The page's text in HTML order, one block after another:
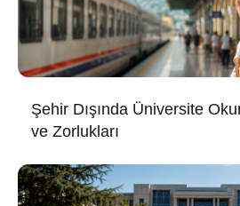
Şehir Dışında Üniversite
ve Zorlukları